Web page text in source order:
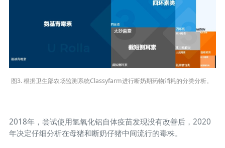
图3. 根据卫生部农场监测系统Classyfarm进行断奶期药物消耗的分类分析。
2018年，尝试使用氢氧化铝自体疫苗发现没有改善后，2020
年决定仔细分析在母猪和断奶仔猪中间流行的毒株。